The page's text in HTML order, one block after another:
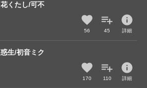
花くたし/可不
56 45
info
詳細
惑生/初音ミク
170 110
info
詳細